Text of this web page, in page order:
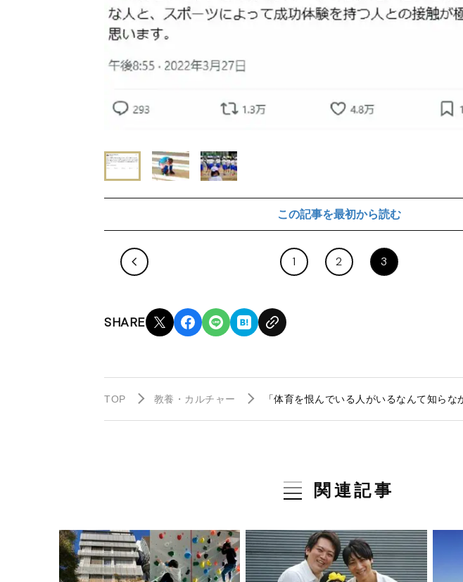
この記事を最初から読む
1 2 3
SHARE
TOP 教養・カルチャー 「体育を恨んでいる人がいるなんて知ら
関連記事